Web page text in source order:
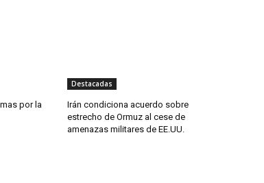
por la
Destacadas
Irán condiciona acuerdo sobre
estrecho de Ormuz al cese de
amenazas militares de EE.UU.